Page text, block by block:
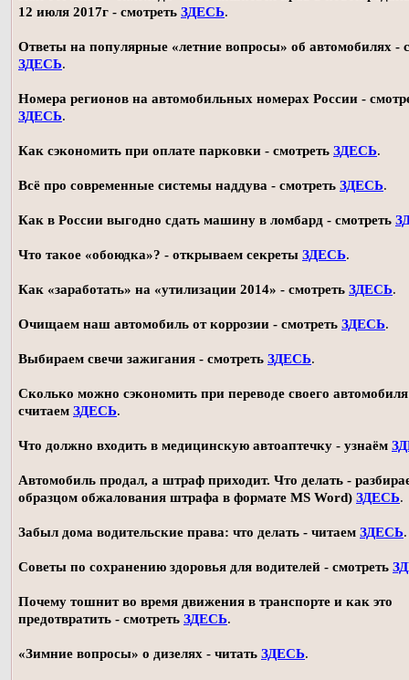
12 июля 2017г - смотреть ЗДЕСЬ.
Ответы на популярные «летние вопросы» об автомобилях -
ЗДЕСЬ.
Номера регионов на автомобильных номерах России -
ЗДЕСЬ.
Как сэкономить при оплате парковки - смотреть ЗДЕСЬ.
Всё про современные системы наддува - смотреть ЗДЕСЬ.
Как в России выгодно сдать машину в ломбард - смотреть
Что такое «обоюдка»? - открываем секреты ЗДЕСЬ.
Как «заработать» на «утилизации 2014» - смотреть ЗДЕСЬ.
Очищаем наш автомобиль от коррозии - смотреть ЗДЕСЬ.
Выбираем свечи зажигания - смотреть ЗДЕСЬ.
Сколько можно сэкономить при переводе своего автомобиля
считаем ЗДЕСЬ.
Что должно входить в медицинскую автоаптечку - узнаём
Автомобиль продал, а штраф приходит. Что делать -
образцом обжалования штрафа в формате MS Word) ЗДЕСЬ.
Забыл дома водительские права: что делать - читаем ЗДЕСЬ.
Советы по сохранению здоровья для водителей - смотреть
Почему тошнит во время движения в транспорте и как это
предотвратить - смотреть ЗДЕСЬ.
«Зимние вопросы» о дизелях - читать ЗДЕСЬ.